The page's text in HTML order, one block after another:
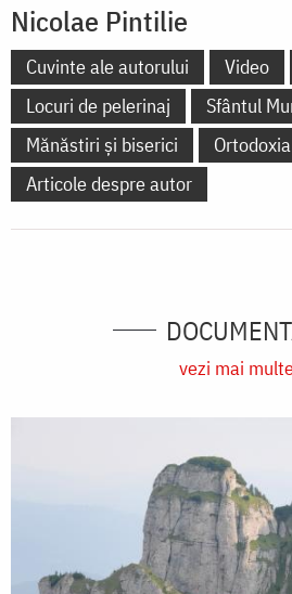
Nicolae Pintilie
Cuvinte ale autorului Video
Locuri de pelerinaj
Sfântul
Mănăstiri și biserici
Articole despre autor
vezi mai